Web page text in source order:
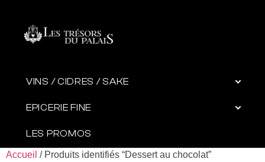
VINS / CIDRES / SAKE
EPICERIE FINE
LES PROMOS
Accueil / Produits identifiés “Dessert au chocolat”